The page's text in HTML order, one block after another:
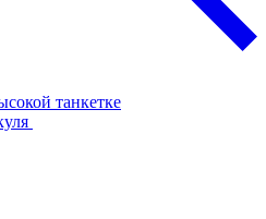
танкетке